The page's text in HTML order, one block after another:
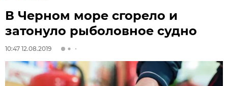
В Черном море сгорело и
затонуло рыболовное судно
10:47 12.08.2019